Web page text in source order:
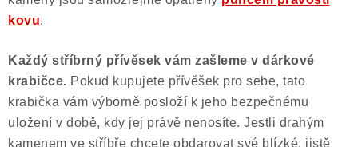
kovu.
Každý stříbrný přívěsek vám zašleme v dárkové
krabičce. Pokud kupujete přívěšek pro sebe, tato
krabička vám výborně posloží k jeho bezpečnému
uložení v době, kdy jej právě nenosíte. Jestli drahým
kamenem ve stříbře chcete obdarovat své blízké, jistě